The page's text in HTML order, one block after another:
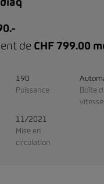
de CHF 799.00
190
Puissance
Boîte
11/2021
Mise en
circulation